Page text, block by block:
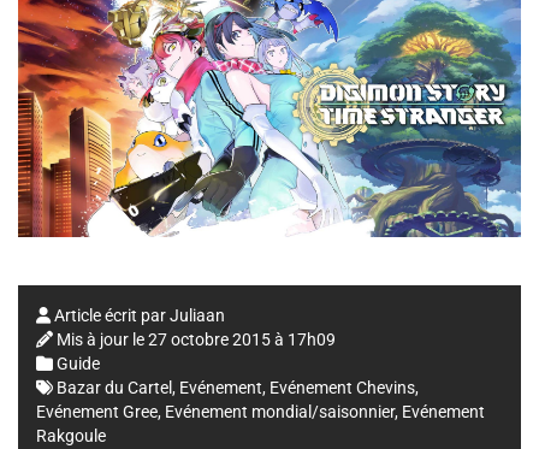
Article écrit parJuliaan
Mis à jour le27 octobre 2015 à 17h09
Guide
Bazar du Cartel, Evénement, Evénement Chevins,
Evénement Gree, Evénement mondial/saisonnier, Evénement
Rakgoule